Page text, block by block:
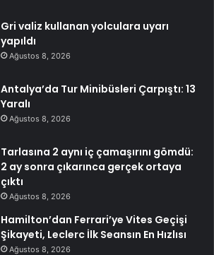
Gri valiz kullanan yolculara uyarı
yapıldı
Ağustos 8, 2026
Antalya’da Tur Minibüsleri Çarpıştı: 13
Yaralı
Ağustos 8, 2026
Tarlasına 2 aynı iç çamaşırını gömdü:
2 ay sonra çıkarınca gerçek ortaya
çıktı
Ağustos 8, 2026
Hamilton’dan Ferrari’ye Vites Geçişi
Şikayeti, Leclerc İlk Seansın En Hızlısı
Ağustos 8, 2026